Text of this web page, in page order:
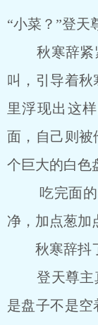
“小菜？”登天
秋寒辞紧紧
叫，引导着
里浮现出这
面，自己则被
个巨大的白色
吃完面的
净，加点葱加
秋寒辞抖了
登天尊主真
是盘子不是